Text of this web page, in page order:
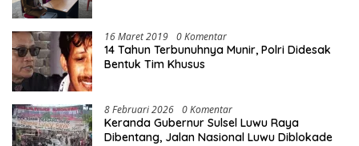
16 Maret 2019 0 Komentar
14 Tahun Terbunuhnya Munir, Polri Didesak
Bentuk Tim Khusus
8 Februari 2026 0 Komentar
Keranda Gubernur Sulsel Luwu Raya
Dibentang, Jalan Nasional Luwu Diblokade